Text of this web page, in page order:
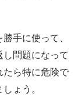
手に使って、
問題になって
たら特に危険で
ょう。